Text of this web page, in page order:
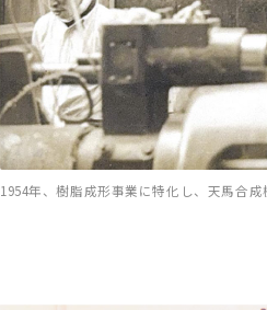
1954年、樹脂成形事業に特化し、天馬合